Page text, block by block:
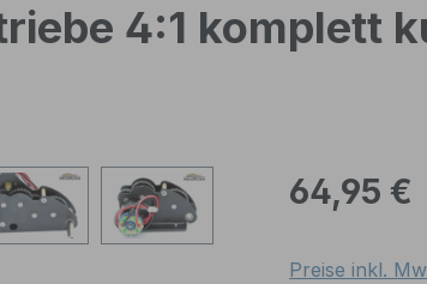
4:1 komplett
Regulärer Preis:
64,95 €
Preise inkl.